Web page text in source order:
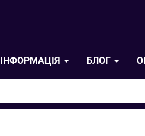
ІНФОРМАЦІЯ БЛОГ